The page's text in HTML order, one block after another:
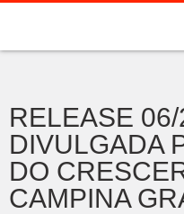
RELEASE
DIVULGADA
DO
CAMPINA